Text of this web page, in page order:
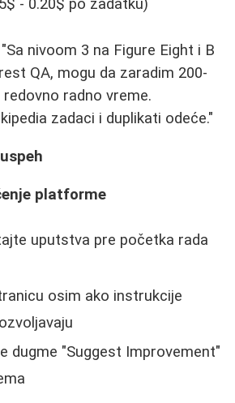
- 0.20$ po zadatku)
"Sa nivoom 3 na Figure Eight i B
QA, mogu da zaradim 200-
radno vreme.
zadaci i duplikati odeće."
platforme
uputstva pre početka rada
osim ako instrukcije
dugme "Suggest Improvement"